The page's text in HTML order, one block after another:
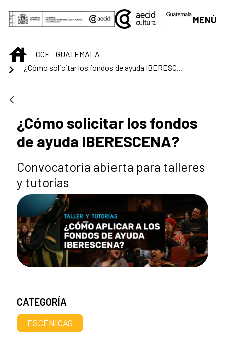
Saltar al contenido principal
MENÚ
INICIOCCE - GUATEMALA
¿Cómo solicitar los fondos
de ayuda IBERESCENA?
Convocatoria abierta para talleres
y tutorías
CATEGORÍA
ESCÉNICAS